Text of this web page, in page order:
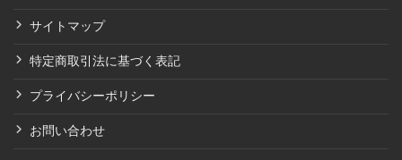
サイトマップ
特定商取引法に基づく表記
プライバシーポリシー
お問い合わせ